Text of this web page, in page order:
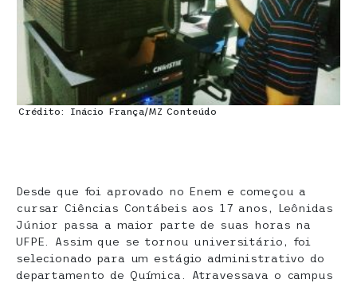
Crédito: Inácio França/MZ Conteúdo
Desde que foi aprovado no Enem e começou a
cursar Ciências Contábeis aos 17 anos, Leônidas
Júnior passa a maior parte de suas horas na
UFPE. Assim que se tornou universitário, foi
selecionado para um estágio administrativo do
departamento de Química. Atravessava o campus